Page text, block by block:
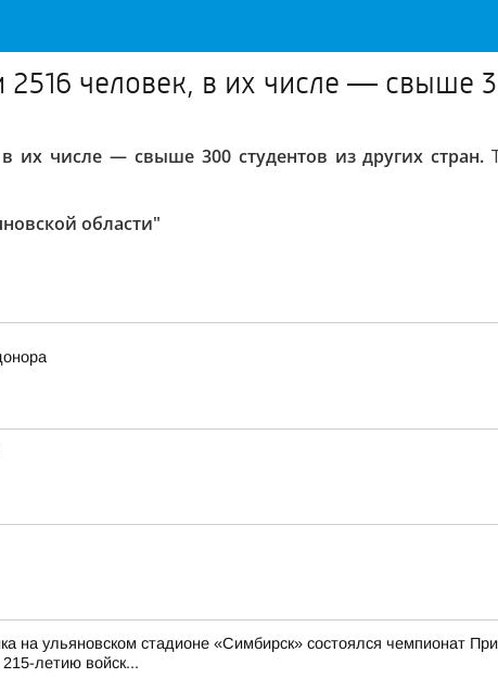
человек, в их числе — свыше
их числе — свыше 300 студентов из других стран.
области"
на ульяновском стадионе «Симбирск» состоялся чемпионат
летию войск...